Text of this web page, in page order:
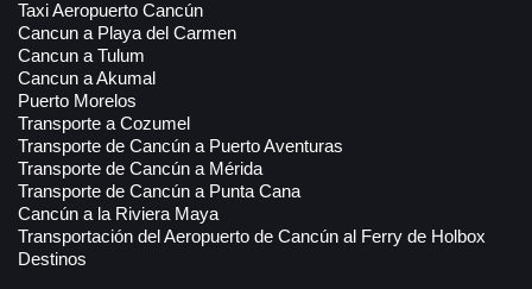
Taxi Aeropuerto Cancún
Cancun a Playa del Carmen
Cancun a Tulum
Cancun a Akumal
Puerto Morelos
Transporte a Cozumel
Transporte de Cancún a Puerto Aventuras
Transporte de Cancún a Mérida
Transporte de Cancún a Punta Cana
Cancún a la Riviera Maya
Transportación del Aeropuerto de Cancún al Ferry de Holbox
Destinos